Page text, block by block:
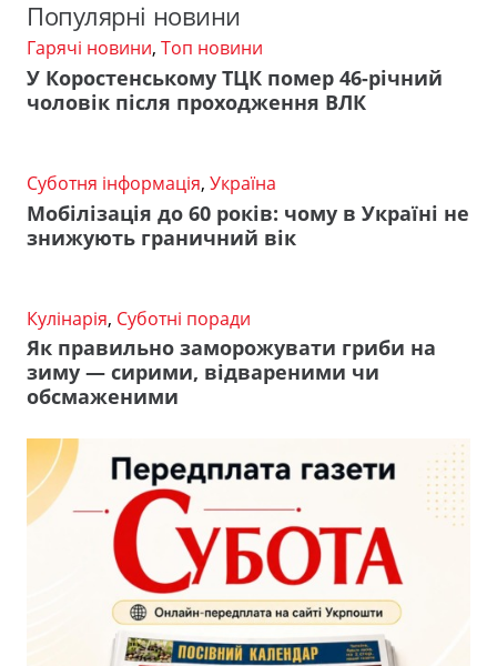
Популярні новини
Гарячі новини, Топ новини
У Коростенському ТЦК помер 46-річний
чоловік після проходження ВЛК
Суботня інформація, Україна
Мобілізація до 60 років: чому в Україні не
знижують граничний вік
Кулінарія, Суботні поради
Як правильно заморожувати гриби на
зиму — сирими, відвареними чи
обсмаженими